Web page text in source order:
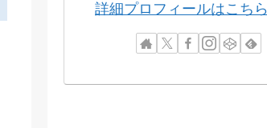
詳細プロフィールはこちら